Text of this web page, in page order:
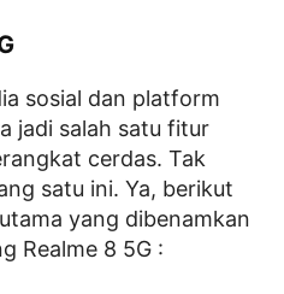
sosial dan platform
jadi salah satu fitur
cerdas. Tak
satu ini. Ya, berikut
yang dibenamkan
Realme 8 5G :